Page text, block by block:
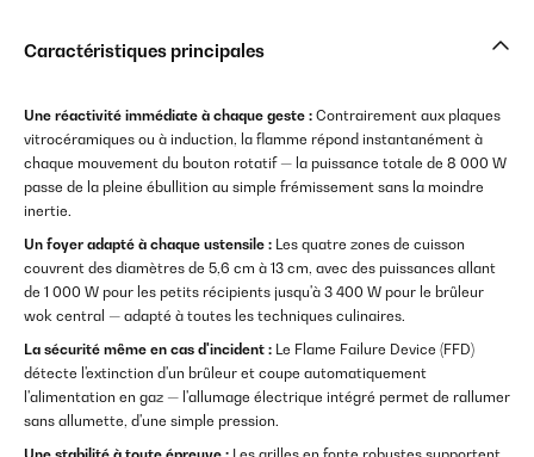
Caractéristiques principales
Une réactivité immédiate à chaque geste : Contrairement aux plaques
vitrocéramiques ou à induction, la flamme répond instantanément à
chaque mouvement du bouton rotatif — la puissance totale de 8 000 W
passe de la pleine ébullition au simple frémissement sans la moindre
inertie.
Un foyer adapté à chaque ustensile : Les quatre zones de cuisson
couvrent des diamètres de 5,6 cm à 13 cm, avec des puissances allant
de 1 000 W pour les petits récipients jusqu'à 3 400 W pour le brûleur
wok central — adapté à toutes les techniques culinaires.
La sécurité même en cas d'incident : Le Flame Failure Device (FFD)
détecte l'extinction d'un brûleur et coupe automatiquement
l'alimentation en gaz — l'allumage électrique intégré permet de rallumer
sans allumette, d'une simple pression.